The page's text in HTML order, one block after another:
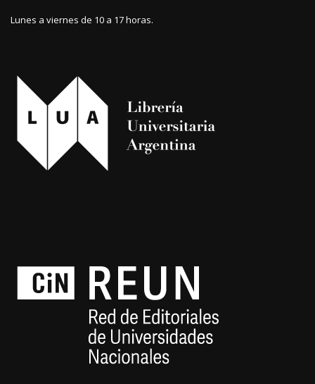
Lunes a viernes de 10 a 17 horas.